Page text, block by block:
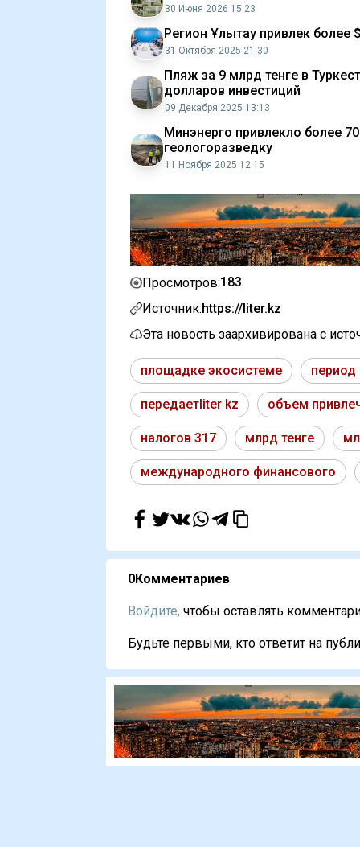
30 Июня 2026 15:23
Регион Ұлытау привлек более
31 Октября 2025 21:30
Пляж за 9 млрд тенге в
долларов инвестиций
09 Декабря 2025 13:13
Минэнерго привлекло более
геологоразведку
11 Ноября 2025 12:15
Просмотров:183
Источник:https://liter.kz
Эта новость заархивирована с
площадке экосистеме период
передаетliter kz объем
налогов 317 млрд тенге
международного финансового
0Комментариев
Войдите, чтобы оставлять
Будьте первыми, кто ответит на